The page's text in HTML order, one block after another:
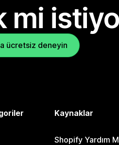
mi
ücretsiz deneyin
Kaynaklar
Shopify Yardım